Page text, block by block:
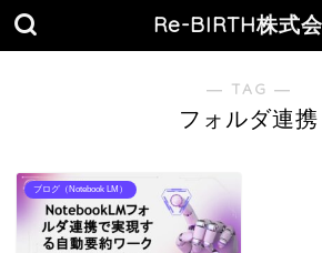
Re-BIRTH株式
― TAG ―
フォルダ連携
ブログ（Notebook LM）